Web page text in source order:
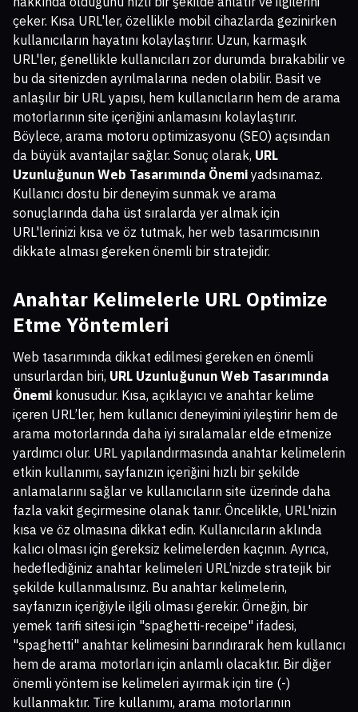
çeker. Kısa URL'ler, özellikle mobil cihazlarda gezinirken
kullanıcıların hayatını kolaylaştırır. Uzun, karmaşık
URL'ler, genellikle kullanıcıları zor durumda bırakabilir ve
bu da sitenizden ayrılmalarına neden olabilir. Basit ve
anlaşılır bir URL yapısı, hem kullanıcıların hem de arama
motorlarının site içeriğini anlamasını kolaylaştırır.
Böylece, arama motoru optimizasyonu (SEO) açısından
da büyük avantajlar sağlar. Sonuç olarak, URL
Uzunluğunun Web Tasarımında Önemi yadsınamaz.
Kullanıcı dostu bir deneyim sunmak ve arama
sonuçlarında daha üst sıralarda yer almak için
URL'lerinizi kısa ve öz tutmak, her web tasarımcısının
dikkate alması gereken önemli bir stratejidir.
Anahtar Kelimelerle URL Optimize
Etme Yöntemleri
Web tasarımında dikkat edilmesi gereken en önemli
unsurlardan biri, URL Uzunluğunun Web Tasarımında
Önemi konusudur. Kısa, açıklayıcı ve anahtar kelime
içeren URL’ler, hem kullanıcı deneyimini iyileştirir hem de
arama motorlarında daha iyi sıralamalar elde etmenize
yardımcı olur. URL yapılandırmasında anahtar kelimelerin
etkin kullanımı, sayfanızın içeriğini hızlı bir şekilde
anlamalarını sağlar ve kullanıcıların site üzerinde daha
fazla vakit geçirmesine olanak tanır. Öncelikle, URL'nizin
kısa ve öz olmasına dikkat edin. Kullanıcıların aklında
kalıcı olması için gereksiz kelimelerden kaçının. Ayrıca,
hedeflediğiniz anahtar kelimeleri URL’nizde stratejik bir
şekilde kullanmalısınız. Bu anahtar kelimelerin,
sayfanızın içeriğiyle ilgili olması gerekir. Örneğin, bir
yemek tarifi sitesi için "spaghetti-receipe" ifadesi,
"spaghetti" anahtar kelimesini barındırarak hem kullanıcı
hem de arama motorları için anlamlı olacaktır. Bir diğer
önemli yöntem ise kelimeleri ayırmak için tire (-)
kullanmaktır. Tire kullanımı, arama motorlarının